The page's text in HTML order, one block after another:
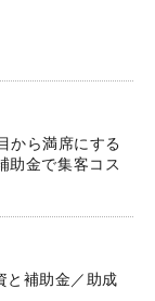
から満席にする
助金で集客コス
と補助金／助成